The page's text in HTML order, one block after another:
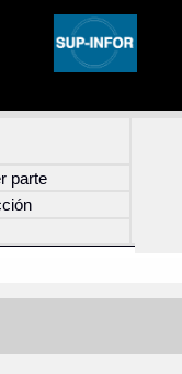
parte